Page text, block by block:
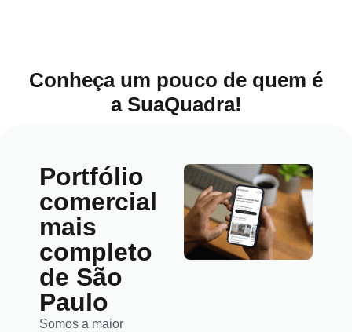
Conheça um pouco de quem é
a SuaQuadra!
Portfólio
comercial
mais
completo
de São
Paulo
Somos a maior